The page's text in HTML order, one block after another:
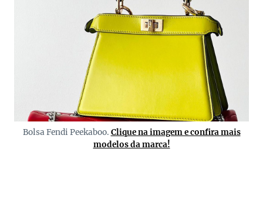
Bolsa Fendi Peekaboo. Clique na imagem e confira mais
modelos da marca!